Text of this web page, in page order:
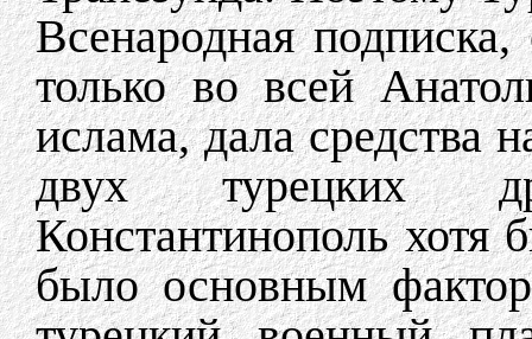
Всенародная
только во всей
ислама, дала средства
двух турецких
Константинополь хотя
было основным